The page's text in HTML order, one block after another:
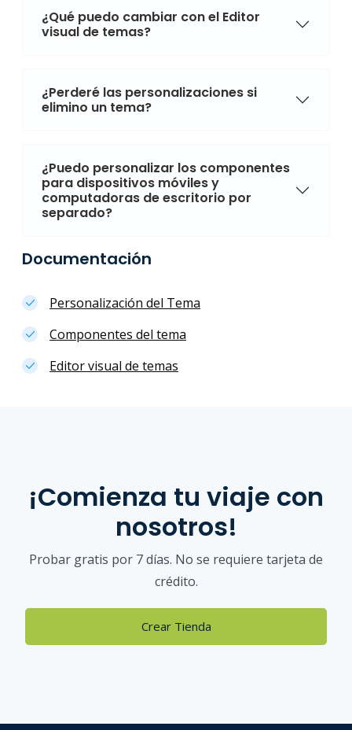
¿Qué puedo cambiar con el Editor
visual de temas?
¿Perderé las personalizaciones si
elimino un tema?
¿Puedo personalizar los componentes
para dispositivos móviles y
computadoras de escritorio por
separado?
Documentación
Personalización del Tema
Componentes del tema
Editor visual de temas
¡Comienza tu viaje con
nosotros!
Probar gratis por 7 días. No se requiere tarjeta de
crédito.
Crear Tienda